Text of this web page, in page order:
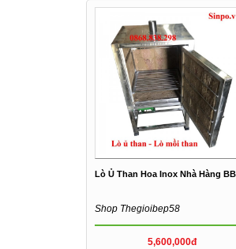
Lò Ủ Than Hoa Inox Nhà Hàng
Shop Thegioibep58
5,600,000đ